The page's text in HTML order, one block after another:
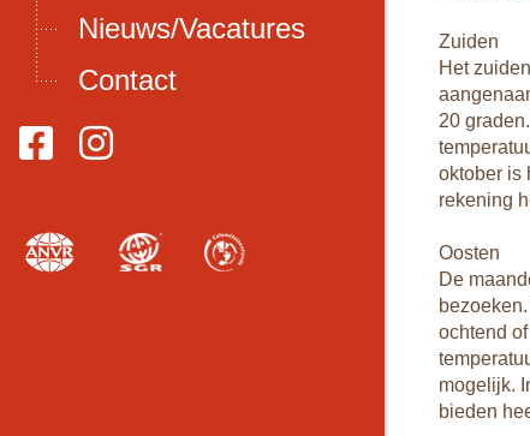
Nieuws/Vacatures
Contact
Zuiden
Het
20
oktober is
rekening
Oosten
De
ochtend
mogelijk.
bieden